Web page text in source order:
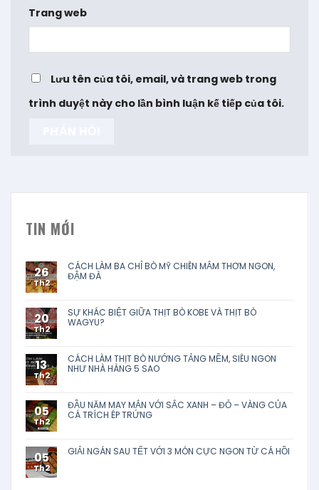
TIN MỚI
26
Th2
CÁCH LÀM BA CHỈ BÒ MỸ CHIÊN MẮM THƠM NGON,
ĐẬM ĐÀ
20
Th2
SỰ KHÁC BIỆT GIỮA THỊT BÒ KOBE VÀ THỊT BÒ
WAGYU?
13
Th2
CÁCH LÀM THỊT BÒ NƯỚNG TẢNG MỀM, SIÊU NGON
NHƯ NHÀ HÀNG 5 SAO
05
Th2
ĐẦU NĂM MAY MẮN VỚI SẮC XANH – ĐỎ – VÀNG CỦA
CÁ TRÍCH ÉP TRỨNG
05
Th2
GIẢI NGÁN SAU TẾT VỚI 3 MÓN CỰC NGON TỪ CÁ HỒI
Trang web
Lưu tên của tôi, email, và trang web trong
trình duyệt này cho lần bình luận kế tiếp của tôi.